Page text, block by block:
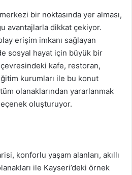
bir noktasında yer alması,
avantajlarla dikkat çekiyor.
erişim imkanı sağlayan
sosyal hayat için büyük bir
çevresindeki kafe, restoran,
kurumları ile bu konut
olanaklarından yararlanmak
oluşturuyor.
konforlu yaşam alanları, akıllı
ile Kayseri’deki örnek